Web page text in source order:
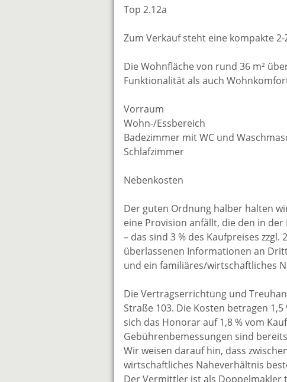
Top 2.12a
Zum Verkauf steht eine kompakte
Die Wohnfläche von rund 36 m²
Funktionalität als auch
Vorraum
Wohn-/Essbereich
Badezimmer mit WC und
Schlafzimmer
Nebenkosten
Der guten Ordnung halber halten
eine Provision anfällt, die den in
– das sind 3 % des Kaufpreises
überlassenen Informationen an
und ein familiäres/wirtschaftliches
Die Vertragserrichtung und
Straße 103. Die Kosten betragen
sich das Honorar auf 1,8 % vom
Gebührenbemessungen sind
Wir weisen darauf hin, dass
wirtschaftliches Naheverhältnis
Der Vermittler ist als Doppelmakler